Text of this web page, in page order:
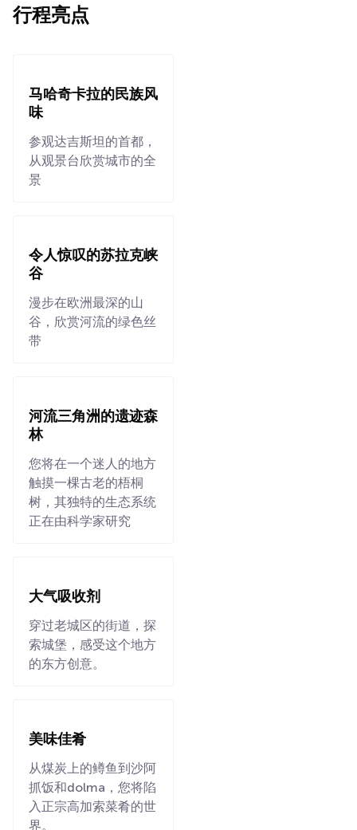
行程亮点
马哈奇卡拉的民族风
味
参观达吉斯坦的首都，
从观景台欣赏城市的全
景
令人惊叹的苏拉克峡
谷
漫步在欧洲最深的山
谷，欣赏河流的绿色丝
带
河流三角洲的遗迹森
林
您将在一个迷人的地方
触摸一棵古老的梧桐
树，其独特的生态系统
正在由科学家研究
大气吸收剂
穿过老城区的街道，探
索城堡，感受这个地方
的东方创意。
美味佳肴
从煤炭上的鳟鱼到沙阿
抓饭和dolma，您将陷
入正宗高加索菜肴的世
界。